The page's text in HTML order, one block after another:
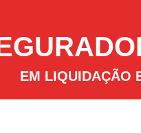
EM LIQUIDAÇÃO